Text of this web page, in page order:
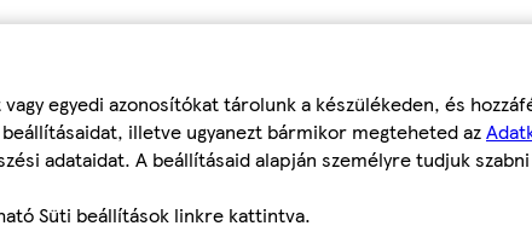
egyedi azonosítókat tárolunk a készülékeden, és
illetve ugyanezt bármikor megteheted az
adataidat. A beállításaid alapján személyre tudjuk
Süti beállítások linkre kattintva.